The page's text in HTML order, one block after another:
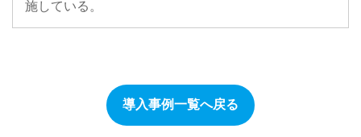
施している。
導入事例一覧へ戻る